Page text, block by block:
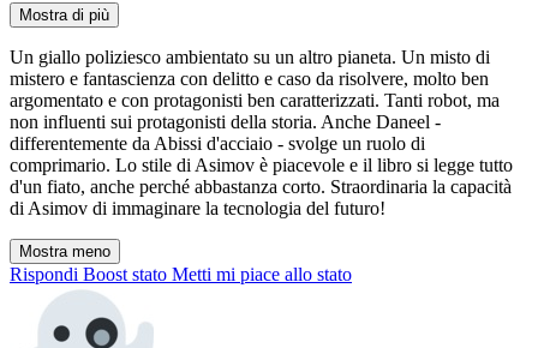
Mostra di più
Un giallo poliziesco ambientato su un altro pianeta. Un misto di
mistero e fantascienza con delitto e caso da risolvere, molto ben
argomentato e con protagonisti ben caratterizzati. Tanti robot, ma
non influenti sui protagonisti della storia. Anche Daneel -
differentemente da Abissi d'acciaio - svolge un ruolo di
comprimario. Lo stile di Asimov è piacevole e il libro si legge tutto
d'un fiato, anche perché abbastanza corto. Straordinaria la capacità
di Asimov di immaginare la tecnologia del futuro!
Mostra meno
Rispondi Boost stato Metti mi piace allo stato